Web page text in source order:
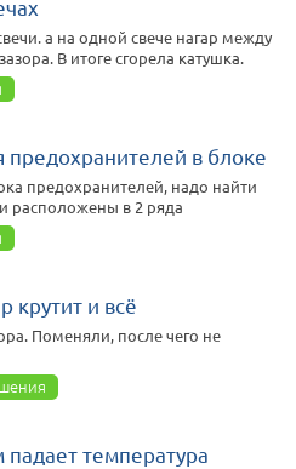
а на одной свече нагар между
В итоге сгорела катушка.
в блоке
предохранителей, надо найти
расположены в 2 ряда
крутит и всё
Поменяли, после чего не
падает температура